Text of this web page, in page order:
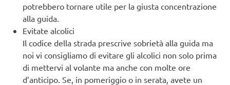
potrebbero tornare utile per la giusta concentrazione
alla guida.
Evitate alcolici
Il codice della strada prescrive sobrietà alla guida ma
noi vi consigliamo di evitare gli alcolici non solo prima
di mettervi al volante ma anche con molte ore
d’anticipo. Se, in pomeriggio o in serata, avete un